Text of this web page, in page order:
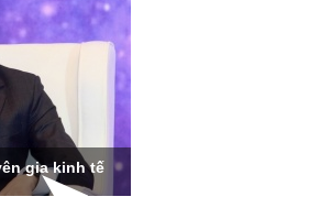
tế
Ông Hoàng Quang Phòng -
VCCI